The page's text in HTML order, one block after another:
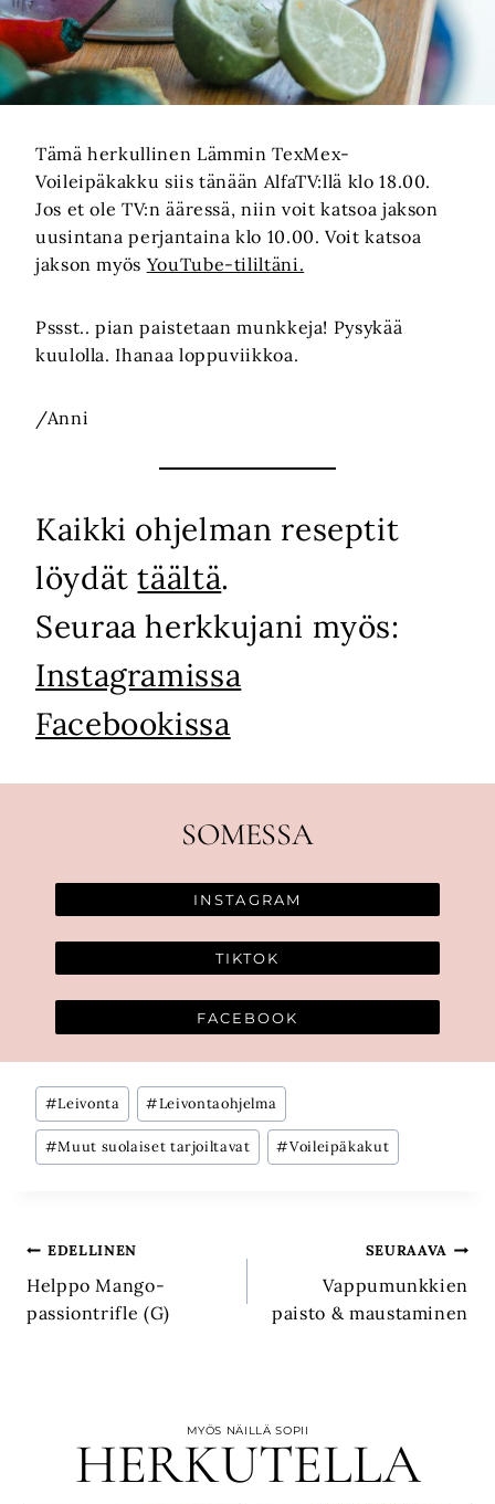
Tämä herkullinen Lämmin TexMex-
Voileipäkakku siis tänään AlfaTV:llä klo 18.00.
Jos et ole TV:n ääressä, niin voit katsoa jakson
uusintana perjantaina klo 10.00. Voit katsoa
jakson myös YouTube-tililtäni.
Pssst.. pian paistetaan munkkeja! Pysykää
kuulolla. Ihanaa loppuviikkoa.
/Anni
Kaikki ohjelman reseptit
löydättäältä.
Seuraa herkkujani myös:
Instagramissa
Facebookissa
SOMESSA
INSTAGRAM
TIKTOK
FACEBOOK
Avainsanat:
#Leivonta #Leivontaohjelma
#Muut suolaiset tarjoiltavat #Voileipäkakut
Artikkelien
selaus
EDELLINEN
Helppo Mango-
passiontrifle (G)
SEURAAVA
Vappumunkkien
paisto & maustaminen
MYÖS NÄILLÄ SOPII
HERKUTELLA